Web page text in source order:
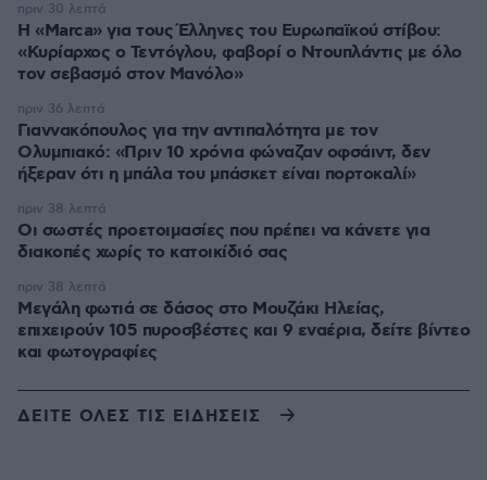
Η «Marca» για τους Έλληνες του Ευρωπαϊκού στίβου:
«Κυρίαρχος ο Τεντόγλου, φαβορί ο Ντουπλάντις με όλο
τον σεβασμό στον Μανόλο»
πριν 30 λεπτά
Γιαννακόπουλος για την αντιπαλότητα με τον
Ολυμπιακό: «Πριν 10 χρόνια φώναζαν οφσάιντ, δεν
ήξεραν ότι η μπάλα του μπάσκετ είναι πορτοκαλί»
πριν 36 λεπτά
Οι σωστές προετοιμασίες που πρέπει να κάνετε για
διακοπές χωρίς το κατοικίδιό σας
πριν 38 λεπτά
Μεγάλη φωτιά σε δάσος στο Μουζάκι Ηλείας,
επιχειρούν 105 πυροσβέστες και 9 εναέρια, δείτε βίντεο
και φωτογραφίες
πριν 38 λεπτά
ΔΕΙΤΕ ΟΛΕΣ ΤΙΣ ΕΙΔΗΣΕΙΣ